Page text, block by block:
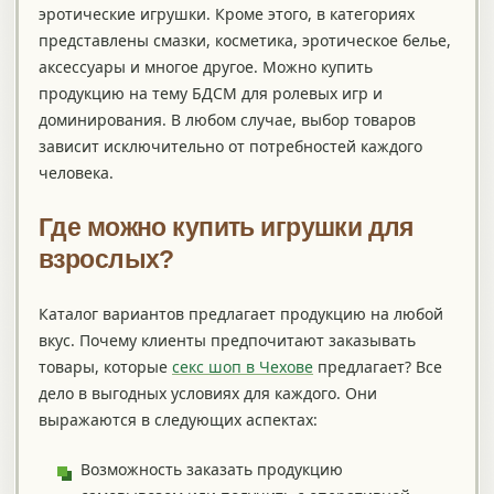
эротические игрушки. Кроме этого, в категориях
представлены смазки, косметика, эротическое белье,
аксессуары и многое другое. Можно купить
продукцию на тему БДСМ для ролевых игр и
доминирования. В любом случае, выбор товаров
зависит исключительно от потребностей каждого
человека.
Где можно купить игрушки для
взрослых?
Каталог вариантов предлагает продукцию на любой
вкус. Почему клиенты предпочитают заказывать
товары, которые секс шоп в Чехове предлагает? Все
дело в выгодных условиях для каждого. Они
выражаются в следующих аспектах:
Возможность заказать продукцию